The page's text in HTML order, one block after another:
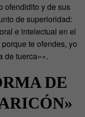
ofendidito y de sus
de superioridad:
e intelectual en el
te ofendes, yo
de tuerca»».
DE